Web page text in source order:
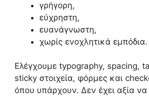
γρήγορη,
εύχρηστη,
ευανάγνωστη,
χωρίς ενοχλητικά εμπόδια.
Ελέγχουμε typography, spacing,
sticky στοιχεία, φόρμες και
όπου υπάρχουν. Δεν έχει αξία